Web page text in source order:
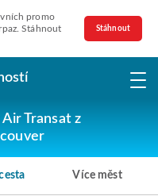
promo
Stáhnout
Stáhnout
Transat z
Více měst